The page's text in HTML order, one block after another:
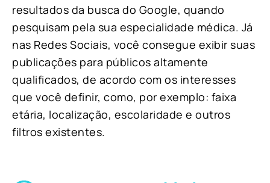
resultados da busca do Google, quando
pesquisam pela sua especialidade médica. Já
nas Redes Sociais, você consegue exibir suas
publicações para públicos altamente
qualificados, de acordo com os interesses
que você definir, como, por exemplo: faixa
etária, localização, escolaridade e outros
filtros existentes.